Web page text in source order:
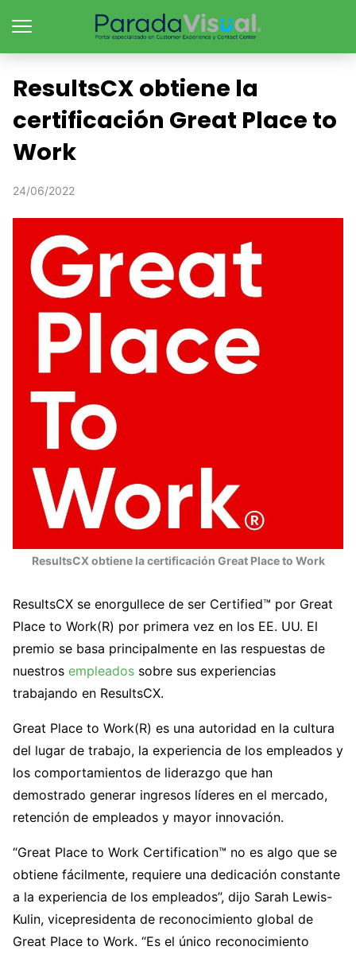
ResultsCX obtiene la
certificación Great Place to
Work
24/06/2022
ResultsCX obtiene la certificación Great Place to Work
ResultsCX se enorgullece de ser Certified™ por Great
Place to Work(R) por primera vez en los EE. UU. El
premio se basa principalmente en las respuestas de
nuestros empleados sobre sus experiencias
trabajando en ResultsCX.
Great Place to Work(R) es una autoridad en la cultura
del lugar de trabajo, la experiencia de los empleados y
los comportamientos de liderazgo que han
demostrado generar ingresos líderes en el mercado,
retención de empleados y mayor innovación.
“Great Place to Work Certification™ no es algo que se
obtiene fácilmente, requiere una dedicación constante
a la experiencia de los empleados”, dijo Sarah Lewis-
Kulin, vicepresidenta de reconocimiento global de
Great Place to Work. “Es el único reconocimiento